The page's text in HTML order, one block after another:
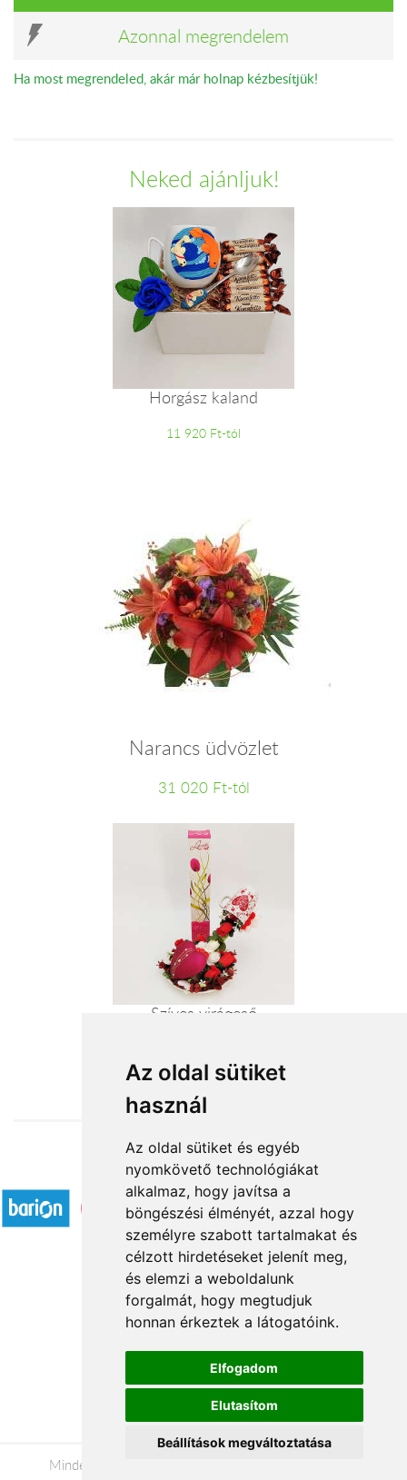
Az oldal sütiket
használ
Az oldal sütiket és egyéb
nyomkövető technológiákat
alkalmaz, hogy javítsa a
böngészési élményét, azzal hogy
személyre szabott tartalmakat és
célzott hirdetéseket jelenít meg,
és elemzi a weboldalunk
forgalmát, hogy megtudjuk
honnan érkeztek a látogatóink.
Elfogadom
Elutasítom
Beállítások megváltoztatása
Azonnal megrendelem
Ha most megrendeled, akár már holnap kézbesítjük!
Neked ajánljuk!
Horgász kaland
11 920 Ft-tól
Narancs üdvözlet
31 020 Ft-tól
Szíves virágeső
Elfogadott fizetési módok
Rólunk
Kapcsolat
Á.SZ.F.
Impresszum
Adatkezelési tájékoztató
Minden jog fenntartva © 2026 |